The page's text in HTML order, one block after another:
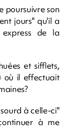
poursuivre son
jours" qu'il a
de la
et sifflets,
où il effectuait
à celle-ci"
à me